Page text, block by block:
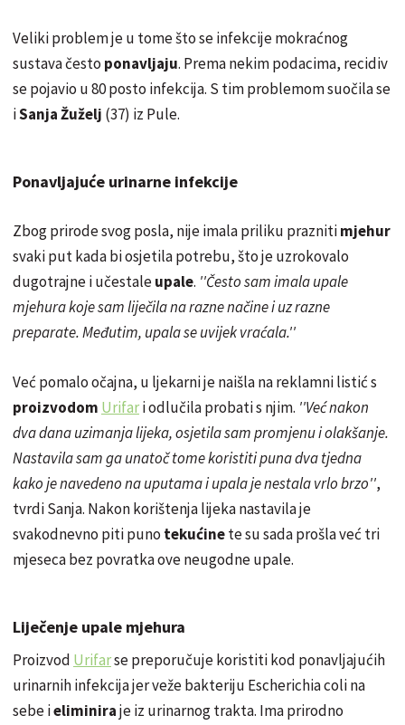
Veliki problem je u tome što se infekcije mokraćnog
sustava često ponavljaju. Prema nekim podacima, recidiv
se pojavio u 80 posto infekcija. S tim problemom suočila se
iSanjaŽuželj (37) iz Pule.
Ponavljajuće urinarne infekcije
Zbog prirode svog posla, nije imala priliku praznitimjehur
svaki put kada bi osjetila potrebu, što je uzrokovalo
dugotrajne i učestaleupale. ''Često sam imala upale
mjehura koje sam liječila na razne načine i uz razne
preparate. Međutim, upala se uvijek vraćala.''
Već pomalo očajna, u ljekarni je naišla na reklamni listić s
proizvodom Urifari odlučila probati s njim. ''Već nakon
dva dana uzimanja lijeka, osjetila sam promjenu i olakšanje.
Nastavila sam ga unatoč tome koristiti puna dva tjedna
kako je navedeno na uputama i upala je nestala vrlo brzo'',
tvrdi Sanja. Nakon korištenja lijeka nastavila je
svakodnevno piti puno tekućinete su sada prošla već tri
mjeseca bez povratka ove neugodne upale.
Liječenje upale mjehura
Proizvod Urifarse preporučuje koristiti kod ponavljajućih
urinarnih infekcija jer veže bakteriju Escherichia coli na
sebe ieliminiraje iz urinarnog trakta. Ima prirodno